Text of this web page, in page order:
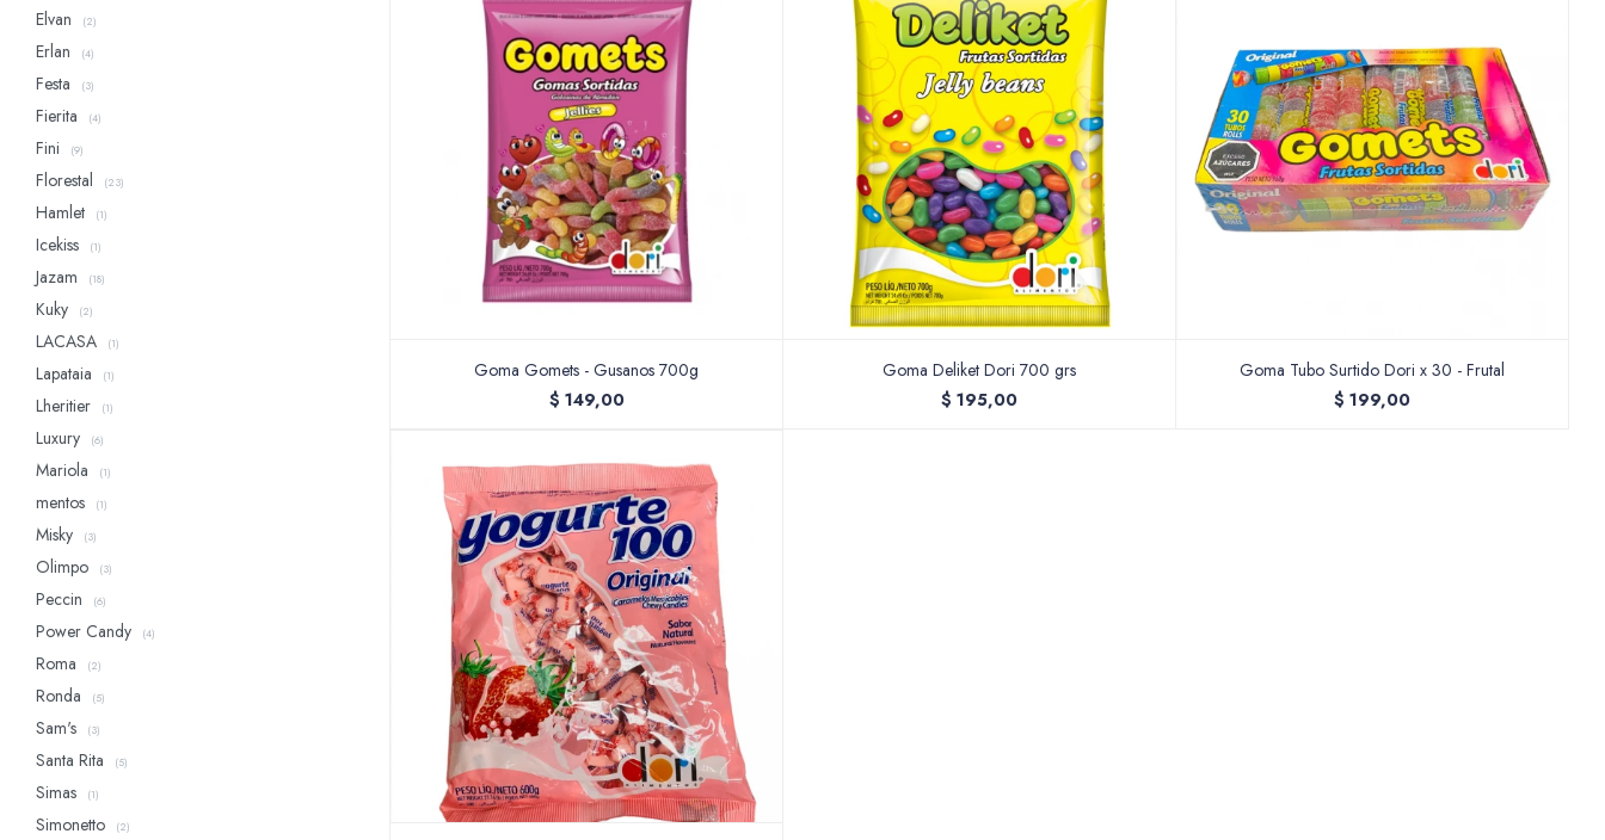
Goma Gomets - Gusanos 700g
$ 149,00
Goma Deliket Dori 700 grs
$ 195,00
Goma Tubo Surtido Dori x 30 - Frutal
$ 199,00
Elvan (2)
Erlan (4)
Festa (3)
Fierita (4)
Fini (9)
Florestal (23)
Hamlet (1)
Icekiss (1)
Jazam (18)
Kuky (2)
LACASA (1)
Lapataia (1)
Lheritier (1)
Luxury (6)
Mariola (1)
mentos (1)
Misky (3)
Olimpo (3)
Peccin (6)
Power Candy (4)
Roma (2)
Ronda (5)
Sam's (3)
Santa Rita (5)
Simas (1)
Simonetto (2)